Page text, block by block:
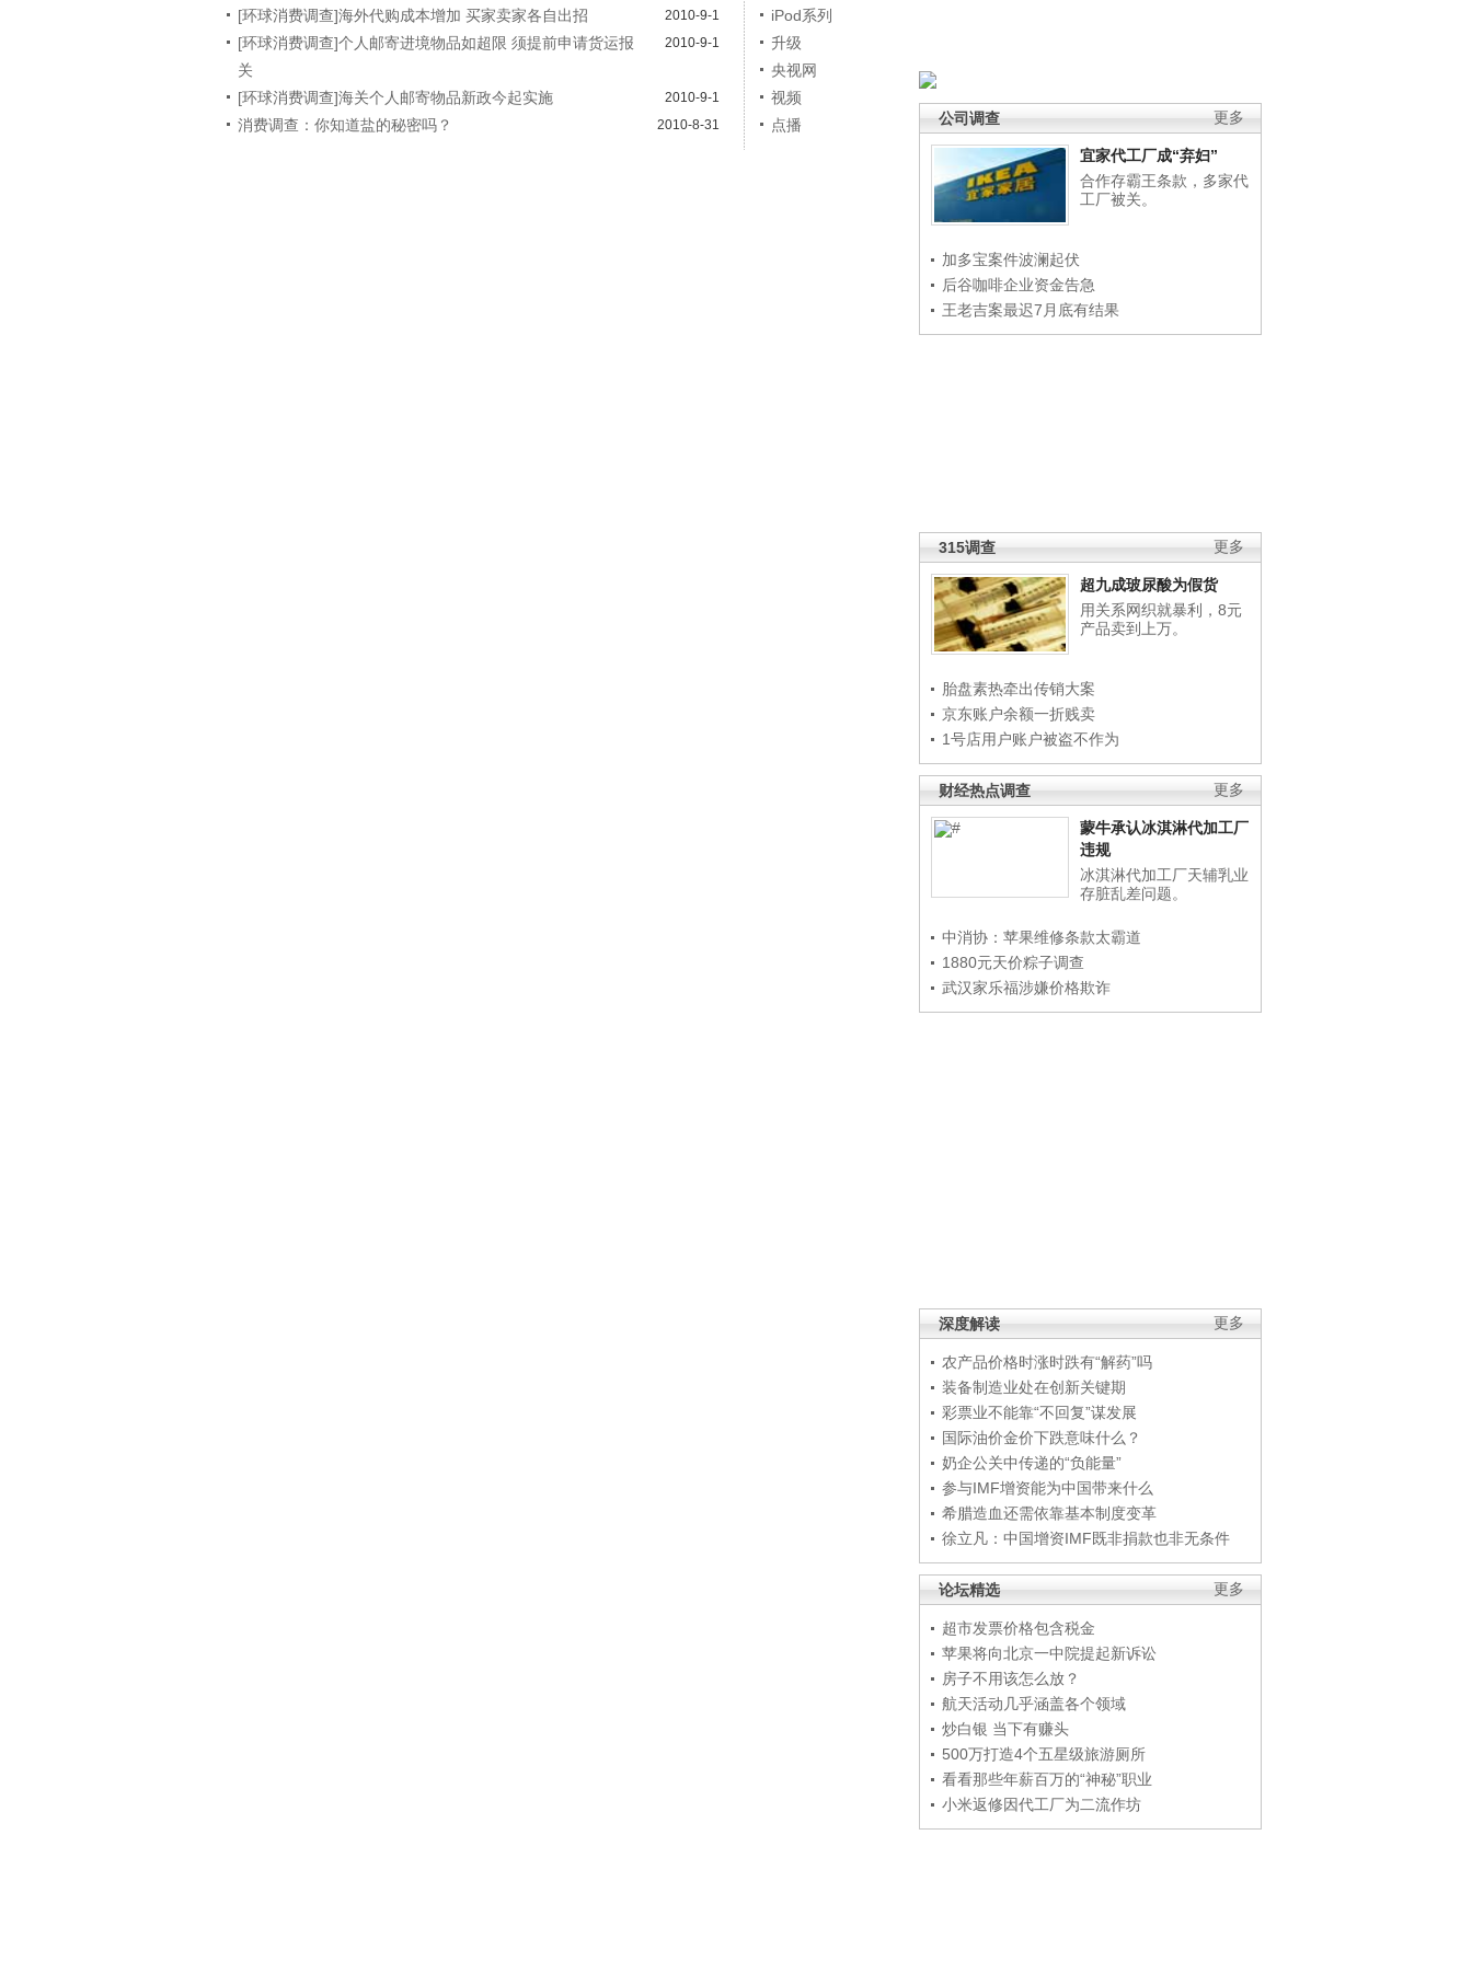
更多
公司调查
宜家代工厂成“弃妇”
合作存霸王条款，多家代
工厂被关。
加多宝案件波澜起伏
后谷咖啡企业资金告急
王老吉案最迟7月底有结果
更多
315调查
超九成玻尿酸为假货
用关系网织就暴利，8元
产品卖到上万。
胎盘素热牵出传销大案
京东账户余额一折贱卖
1号店用户账户被盗不作为
更多
财经热点调查
蒙牛承认冰淇淋代加工厂
违规
冰淇淋代加工厂天辅乳业
存脏乱差问题。
中消协：苹果维修条款太霸道
1880元天价粽子调查
武汉家乐福涉嫌价格欺诈
更多
深度解读
农产品价格时涨时跌有“解药”吗
装备制造业处在创新关键期
彩票业不能靠“不回复”谋发展
国际油价金价下跌意味什么？
奶企公关中传递的“负能量”
参与IMF增资能为中国带来什么
希腊造血还需依靠基本制度变革
徐立凡：中国增资IMF既非捐款也非无条件
更多
论坛精选
超市发票价格包含税金
苹果将向北京一中院提起新诉讼
房子不用该怎么放？
航天活动几乎涵盖各个领域
炒白银 当下有赚头
500万打造4个五星级旅游厕所
看看那些年薪百万的“神秘”职业
小米返修因代工厂为二流作坊
[环球消费调查]海外代购成本增加 买家卖家各自出招 2010-9-1
[环球消费调查]个人邮寄进境物品如超限 须提前申请货运报
关
2010-9-1
[环球消费调查]海关个人邮寄物品新政今起实施 2010-9-1
消费调查：你知道盐的秘密吗？ 2010-8-31
iPod系列
升级
央视网
视频
点播